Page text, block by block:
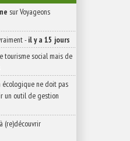
sur Voyageons
-il y a 15 jours
tourisme social mais de
écologique ne doit pas
un outil de gestion
(re)découvrir